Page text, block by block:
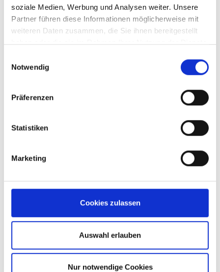
soziale Medien, Werbung und Analysen weiter. Unsere
Partner führen diese Informationen möglicherweise mit
weiteren Daten zusammen, die Sie ihnen bereitgestellt
haben oder die sie im Rahmen Ihrer Nutzung der Dienste
Notwendig
Präferenzen
Statistiken
Marketing
Cookies zulassen
Auswahl erlauben
Nur notwendige Cookies
kupfer
Alle
anzeigen